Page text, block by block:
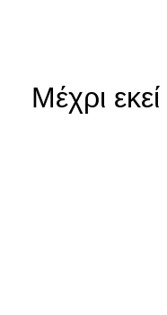
Μέχρι